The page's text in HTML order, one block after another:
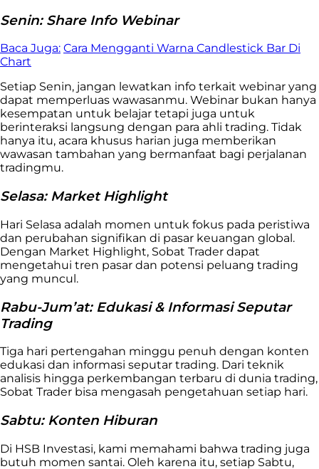
Senin: Share Info Webinar
Baca Juga: Cara Mengganti Warna Candlestick Bar Di
Chart
Setiap Senin, jangan lewatkan info terkait webinar yang
dapat memperluas wawasanmu. Webinar bukan hanya
kesempatan untuk belajar tetapi juga untuk
berinteraksi langsung dengan para ahli trading. Tidak
hanya itu, acara khusus harian juga memberikan
wawasan tambahan yang bermanfaat bagi perjalanan
tradingmu.
Selasa: Market Highlight
Hari Selasa adalah momen untuk fokus pada peristiwa
dan perubahan signifikan di pasar keuangan global.
Dengan Market Highlight, Sobat Trader dapat
mengetahui tren pasar dan potensi peluang trading
yang muncul.
Rabu-Jum’at: Edukasi & Informasi Seputar
Trading
Tiga hari pertengahan minggu penuh dengan konten
edukasi dan informasi seputar trading. Dari teknik
analisis hingga perkembangan terbaru di dunia trading,
Sobat Trader bisa mengasah pengetahuan setiap hari.
Sabtu: Konten Hiburan
Di HSB Investasi, kami memahami bahwa trading juga
butuh momen santai. Oleh karena itu, setiap Sabtu,